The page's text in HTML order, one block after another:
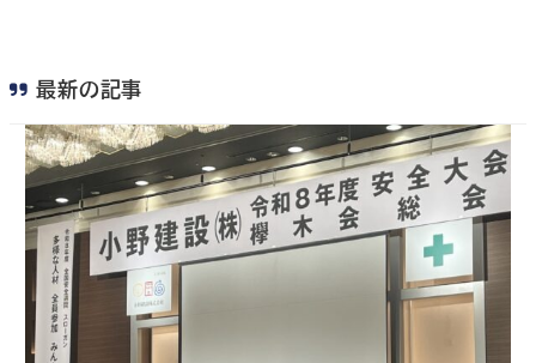
最新の記事